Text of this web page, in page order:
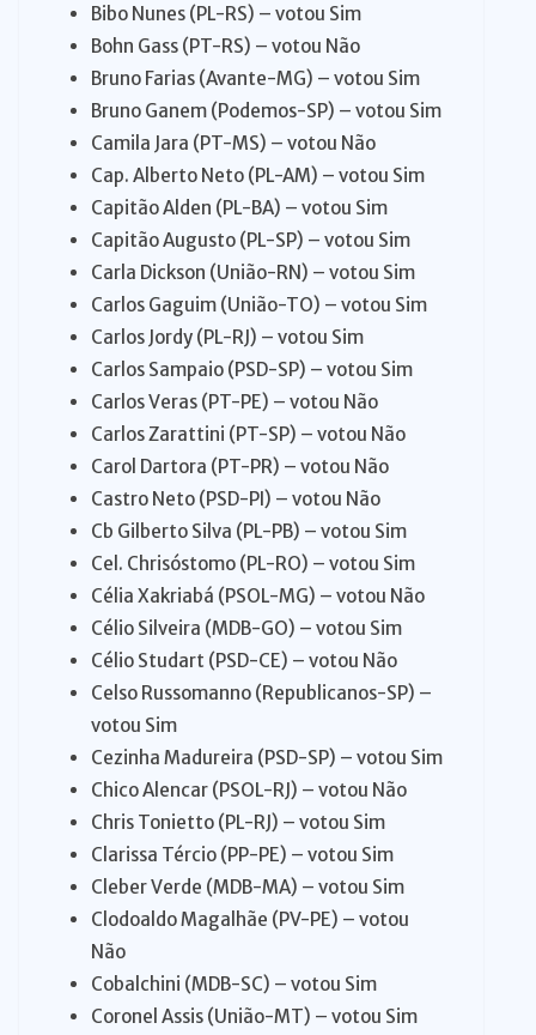
Bibo Nunes (PL-RS) – votou Sim
Bohn Gass (PT-RS) – votou Não
Bruno Farias (Avante-MG) – votou Sim
Bruno Ganem (Podemos-SP) – votou Sim
Camila Jara (PT-MS) – votou Não
Cap. Alberto Neto (PL-AM) – votou Sim
Capitão Alden (PL-BA) – votou Sim
Capitão Augusto (PL-SP) – votou Sim
Carla Dickson (União-RN) – votou Sim
Carlos Gaguim (União-TO) – votou Sim
Carlos Jordy (PL-RJ) – votou Sim
Carlos Sampaio (PSD-SP) – votou Sim
Carlos Veras (PT-PE) – votou Não
Carlos Zarattini (PT-SP) – votou Não
Carol Dartora (PT-PR) – votou Não
Castro Neto (PSD-PI) – votou Não
Cb Gilberto Silva (PL-PB) – votou Sim
Cel. Chrisóstomo (PL-RO) – votou Sim
Célia Xakriabá (PSOL-MG) – votou Não
Célio Silveira (MDB-GO) – votou Sim
Célio Studart (PSD-CE) – votou Não
Celso Russomanno (Republicanos-SP) –
votou Sim
Cezinha Madureira (PSD-SP) – votou Sim
Chico Alencar (PSOL-RJ) – votou Não
Chris Tonietto (PL-RJ) – votou Sim
Clarissa Tércio (PP-PE) – votou Sim
Cleber Verde (MDB-MA) – votou Sim
Clodoaldo Magalhãe (PV-PE) – votou
Não
Cobalchini (MDB-SC) – votou Sim
Coronel Assis (União-MT) – votou Sim